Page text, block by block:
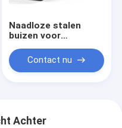
Naadloze stalen
buizen voor
Contact nu
Achter